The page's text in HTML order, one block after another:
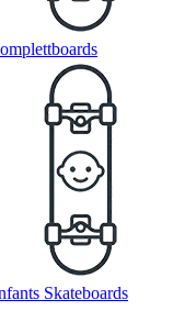
Skateboards